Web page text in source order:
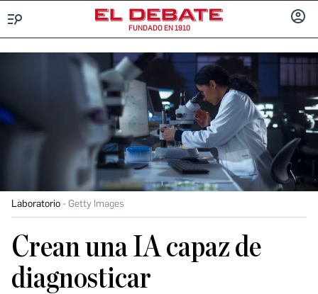
FUNDADO EN 1910
Laboratorio Getty Images
Crean una IA capaz de
diagnosticar